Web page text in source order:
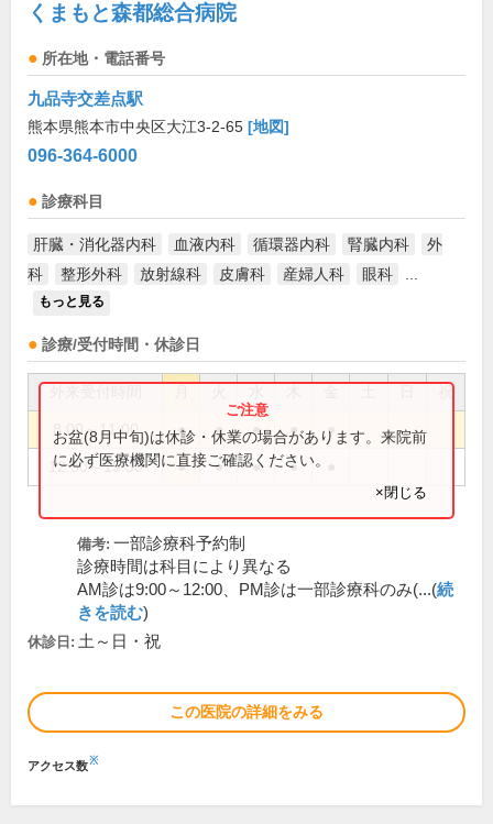
くまもと森都総合病院
所在地・電話番号
九品寺交差点駅
熊本県熊本市中央区大江3-2-65 [地図]
096-364-6000
診療科目
肝臓・消化器内科 血液内科 循環器内科 腎臓内科
外
科
整形外科 放射線科 皮膚科 産婦人科 眼科
もっと見る
診療/受付時間・休診日
祝
8:00～11:00 ● ● ● ● ●
12:30～15:30 ● ● ● ●
お盆(8月中旬)は休診・休業の場合があります。来院前
に必ず医療機関に直接ご確認ください。
×閉じる
備考: 一部診療科予約制
診療時間は科目により異なる
AM診は9:00～12:00、PM診は一部診療科のみ(...(続
きを読む)
休診日: 土～日・祝
この医院の詳細をみる
アクセス数※